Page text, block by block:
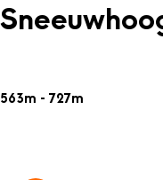
563m - 727m